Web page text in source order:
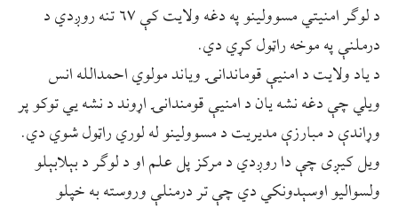
د لوګر امنیتي مسوولینو په دغه ولایت کې ۶۷ تنه روږدي د
درملنې په موخه راټول کړي دي.
د یاد ولایت د امنیې قوماندانۍ ویاند مولوي احمدالله انس
ویلي چې دغه نشه یان د امنیې قومندانۍ اړوند د نشه یي توکو پر
وړاندې د مبارزې مدیریت د مسوولینو له لوري راټول شوي دي.
ویل کیږی چې دا روږدي د مرکز پل علم او د لوګر د بېلابېلو
ولسوالیو اوسېدونکي دي چې تر درمنلې وروسته به خپلو